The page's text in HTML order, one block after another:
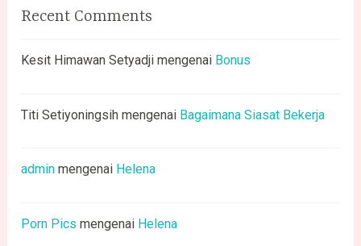
Recent Comments
Kesit Himawan Setyadji mengenai Bonus
Titi Setiyoningsih mengenai Bagaimana Siasat Bekerja
admin mengenai Helena
Porn Pics mengenai Helena